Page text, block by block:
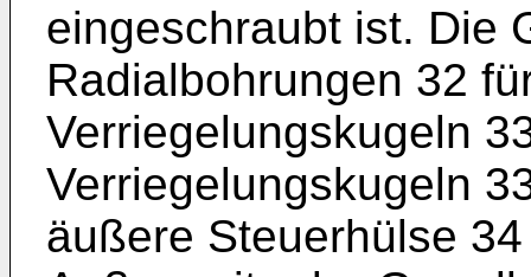
eingeschraubt ist. Die
Radialbohrungen 32
Verriegelungskugeln
Verriegelungskugeln
äußere Steuerhülse